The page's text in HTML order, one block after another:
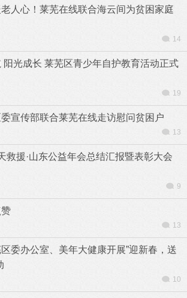
人心！莱芜在线联合海云间为贫困家庭
14
阳光成长 莱芜区青少年自护教育活动正式
19
宣传部联合莱芜在线走访慰问贫困户
13
援·山东公益年会总结汇报暨表彰大会
9
13
委办公室、美年大健康开展”迎新春，送
10